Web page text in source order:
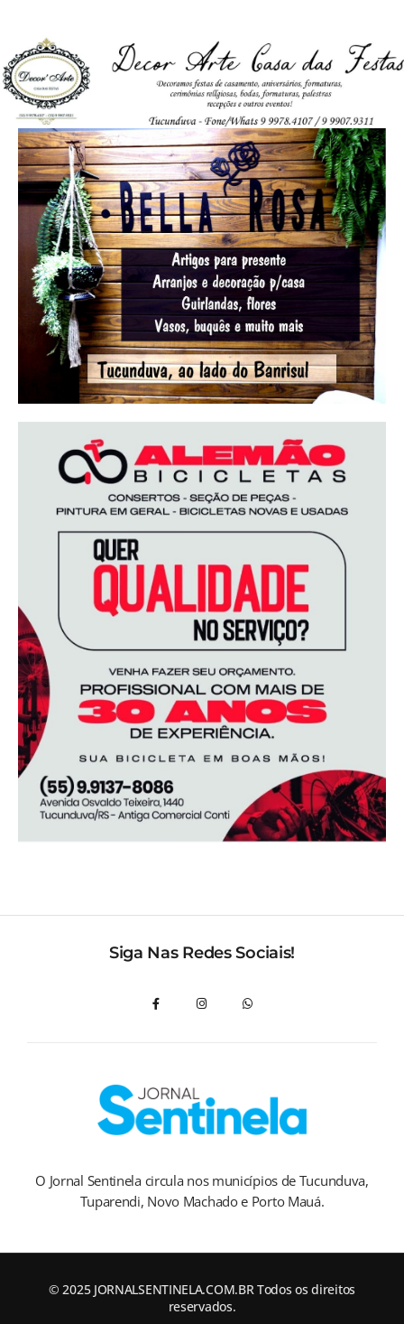
Siga Nas Redes Sociais!
O Jornal Sentinela circula nos municípios de Tucunduva,
Tuparendi, Novo Machado e Porto Mauá.
© 2025 JORNALSENTINELA.COM.BR Todos os direitos
reservados.